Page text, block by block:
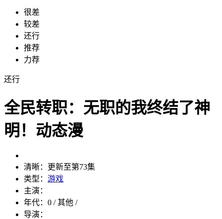
很差
较差
还行
推荐
力荐
还行
全民转职：无职的我终结了神
明！动态漫
清晰：
更新至第73集
类型： 游戏
主演：
年代： 0 / 其他 /
导演：